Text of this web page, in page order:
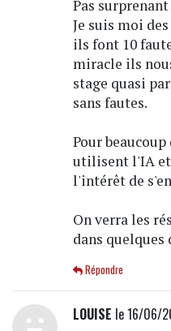
Pas surprenant
Je suis moi
ils font 10
miracle ils
stage quasi
sans fautes.
Pour
utilisent l'IA et
l'intérêt de
On verra les
dans quelques
Répondre
LOUISE le 16/06/